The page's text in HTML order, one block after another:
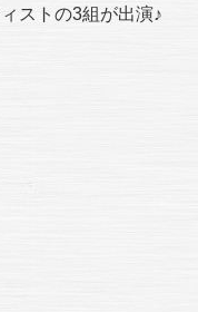
ストの3組が出演♪